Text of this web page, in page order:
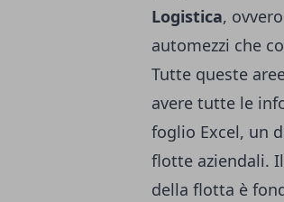
Logistica,
automezzi che
Tutte queste
avere tutte le
foglio Excel, un
flotte aziendali.
della flotta è